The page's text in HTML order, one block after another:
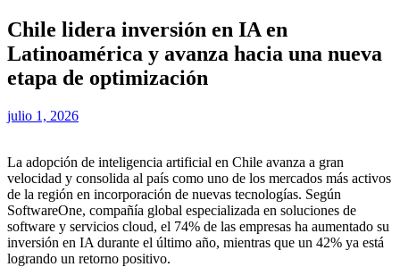
Chile lidera inversión en IA en
Latinoamérica y avanza hacia una nueva
etapa de optimización
julio 1, 2026
La adopción de inteligencia artificial en Chile avanza a gran
velocidad y consolida al país como uno de los mercados más activos
de la región en incorporación de nuevas tecnologías. Según
SoftwareOne, compañía global especializada en soluciones de
software y servicios cloud, el 74% de las empresas ha aumentado su
inversión en IA durante el último año, mientras que un 42% ya está
logrando un retorno positivo.